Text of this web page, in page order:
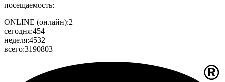
посещаемость:
ONLINE (онлайн):2
сегодня:454
неделя:4532
всего:3190803